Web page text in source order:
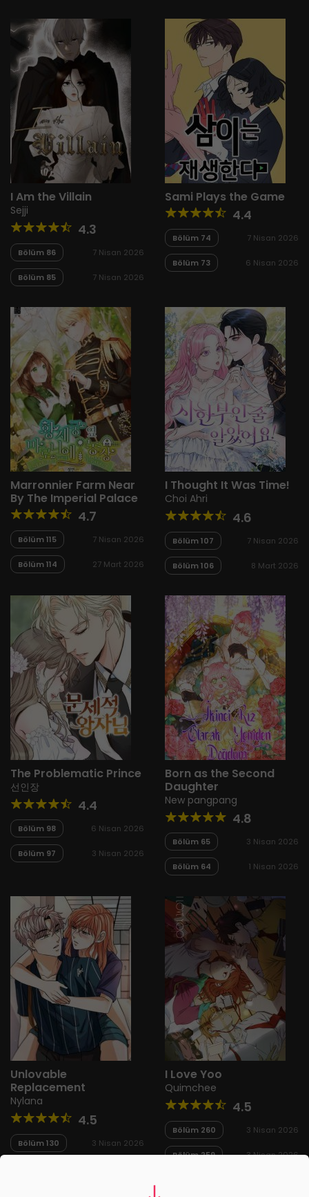
I Am the Villain
Sejji
4.3
Bölüm 86 7 Nisan 2026
Bölüm 85 7 Nisan 2026
Sami Plays the Game
4.4
Bölüm 74 7 Nisan 2026
Bölüm 73 6 Nisan 2026
Marronnier Farm Near
By The Imperial Palace
4.7
Bölüm 115 7 Nisan 2026
Bölüm 114 27 Mart 2026
I Thought It Was Time!
Choi Ahri
4.6
Bölüm 107 7 Nisan 2026
Bölüm 106 8 Mart 2026
The Problematic Prince
선인장
4.4
Bölüm 98 6 Nisan 2026
Bölüm 97 3 Nisan 2026
Born as the Second
Daughter
New pangpang
4.8
Bölüm 65 3 Nisan 2026
Bölüm 64 1 Nisan 2026
Unlovable
Replacement
Nylana
4.5
Bölüm 130 3 Nisan 2026
I Love Yoo
Quimchee
4.5
Bölüm 260 3 Nisan 2026
Bölüm 259 3 Nisan 2026